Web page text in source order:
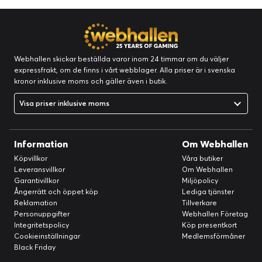
Webhallen skickar beställda varor inom 24 timmar om du väljer
expressfrakt, om de finns i vårt webblager. Alla priser är i svenska
kronor inklusive moms och gäller även i butik.
Visa priser inklusive moms
Information
Köpvillkor
Leveransvillkor
Garantivillkor
Ångerrätt och öppet köp
Reklamation
Personuppgifter
Integritetspolicy
Cookieinställningar
Black Friday
Om Webhallen
Våra butiker
Om Webhallen
Miljöpolicy
Lediga tjänster
Tillverkare
Webhallen Företag
Köp presentkort
Medlemsförmåner